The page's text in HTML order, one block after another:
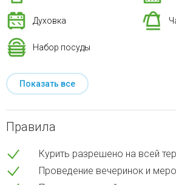
Духовка
Набор посуды
Показать все
Правила
Курить разрешено на всей
Проведение вечеринок и